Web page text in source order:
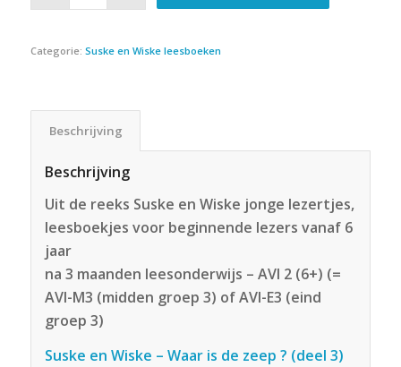
Categorie: Suske en Wiske leesboeken
Beschrijving
Beschrijving
Uit de reeks Suske en Wiske jonge lezertjes,
leesboekjes voor beginnende lezers vanaf 6
jaar
na 3 maanden leesonderwijs – AVI 2 (6+) (=
AVI-M3 (midden groep 3) of AVI-E3 (eind
groep 3)
Suske en Wiske – Waar is de zeep ? (deel 3)